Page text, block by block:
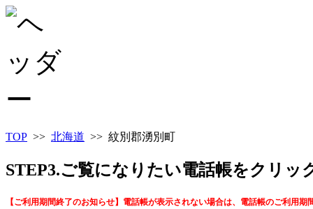
TOP >> 北海道 >> 紋別郡湧別町
STEP3.ご覧になりたい電話帳をクリッ
【ご利用期間終了のお知らせ】電話帳が表示されない場合は、電話帳のご利用期